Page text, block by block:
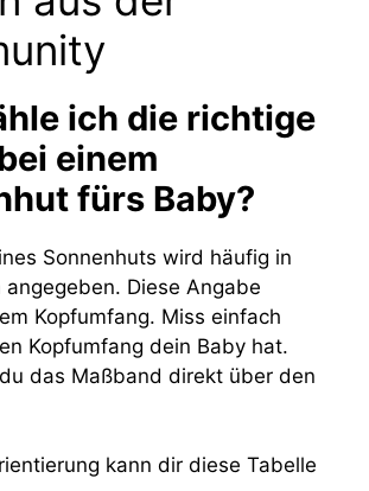
ich die richtige
einem
fürs Baby?
Sonnenhuts wird häufig in
Diese Angabe
Kopfumfang. Miss einfach
Kopfumfang dein Baby hat.
das Maßband direkt über den
kann dir diese Tabelle